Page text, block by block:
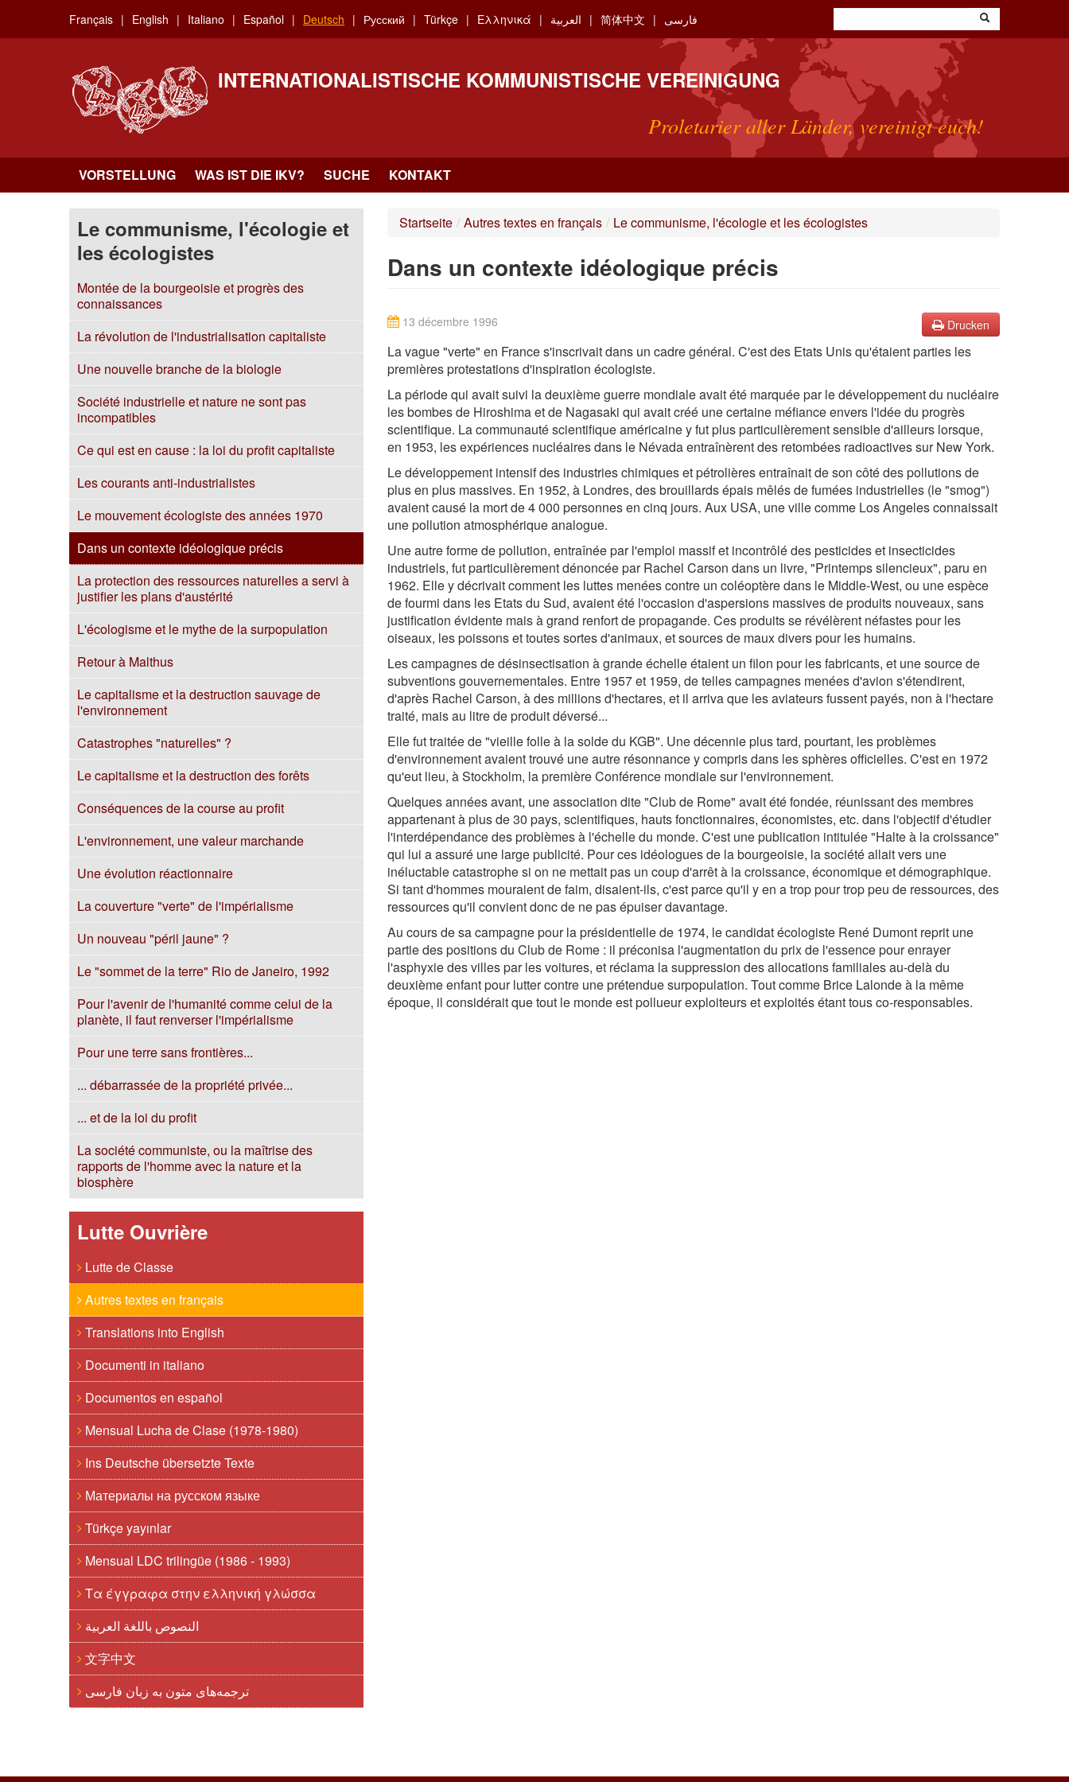
main
Français English Italiano Español Deutsch Русский Türkçe Ελληνικά العربية 简体中文 فارسی
INTERNATIONALISTISCHE KOMMUNISTISCHE VEREINIGUNG
Proletarier aller Länder, vereinigt euch!
VORSTELLUNG WAS IST DIE IKV? SUCHE KONTAKT
Le communisme, l'écologie et
les écologistes
Montée de la bourgeoisie et progrès des
connaissances
La révolution de l'industrialisation capitaliste
Une nouvelle branche de la biologie
Société industrielle et nature ne sont pas
incompatibles
Ce qui est en cause : la loi du profit capitaliste
Les courants anti-industrialistes
Le mouvement écologiste des années 1970
Dans un contexte idéologique précis
La protection des ressources naturelles a servi à
justifier les plans d'austérité
L'écologisme et le mythe de la surpopulation
Retour à Malthus
Le capitalisme et la destruction sauvage de
l'environnement
Catastrophes "naturelles" ?
Le capitalisme et la destruction des forêts
Conséquences de la course au profit
L'environnement, une valeur marchande
Une évolution réactionnaire
La couverture "verte" de l'impérialisme
Un nouveau "péril jaune" ?
Le "sommet de la terre" Rio de Janeiro, 1992
Pour l'avenir de l'humanité comme celui de la
planète, il faut renverser l'impérialisme
Pour une terre sans frontières...
... débarrassée de la propriété privée...
... et de la loi du profit
La société communiste, ou la maîtrise des
rapports de l'homme avec la nature et la
biosphère
Lutte Ouvrière
Lutte de Classe
Autres textes en français
Translations into English
Documenti in italiano
Documentos en español
Mensual Lucha de Clase (1978-1980)
Ins Deutsche übersetzte Texte
Материалы на русском языке
Türkçe yayınlar
Mensual LDC trilingüe (1986 - 1993)
Τα έγγραφα στην ελληνική γλώσσα
النصوص باللغة العربية
文字中文
ترجمه‌های متون به زبان فارسی
Startseite / Autres textes en français / Le communisme, l'écologie et les écologistes
Dans un contexte idéologique précis
Drucken
13 décembre 1996
La vague "verte" en France s'inscrivait dans un cadre général. C'est des Etats Unis qu'étaient parties les
premières protestations d'inspiration écologiste.
La période qui avait suivi la deuxième guerre mondiale avait été marquée par le développement du nucléaire
les bombes de Hiroshima et de Nagasaki qui avait créé une certaine méfiance envers l'idée du progrès
scientifique. La communauté scientifique américaine y fut plus particulièrement sensible d'ailleurs lorsque,
en 1953, les expériences nucléaires dans le Névada entraînèrent des retombées radioactives sur New York.
Le développement intensif des industries chimiques et pétrolières entraînait de son côté des pollutions de
plus en plus massives. En 1952, à Londres, des brouillards épais mêlés de fumées industrielles (le "smog")
avaient causé la mort de 4 000 personnes en cinq jours. Aux USA, une ville comme Los Angeles connaissait
une pollution atmosphérique analogue.
Une autre forme de pollution, entraînée par l'emploi massif et incontrôlé des pesticides et insecticides
industriels, fut particulièrement dénoncée par Rachel Carson dans un livre, "Printemps silencieux", paru en
1962. Elle y décrivait comment les luttes menées contre un coléoptère dans le Middle-West, ou une espèce
de fourmi dans les Etats du Sud, avaient été l'occasion d'aspersions massives de produits nouveaux, sans
justification évidente mais à grand renfort de propagande. Ces produits se révélèrent néfastes pour les
oiseaux, les poissons et toutes sortes d'animaux, et sources de maux divers pour les humains.
Les campagnes de désinsectisation à grande échelle étaient un filon pour les fabricants, et une source de
subventions gouvernementales. Entre 1957 et 1959, de telles campagnes menées d'avion s'étendirent,
d'après Rachel Carson, à des millions d'hectares, et il arriva que les aviateurs fussent payés, non à l'hectare
traité, mais au litre de produit déversé...
Elle fut traitée de "vieille folle à la solde du KGB". Une décennie plus tard, pourtant, les problèmes
d'environnement avaient trouvé une autre résonnance y compris dans les sphères officielles. C'est en 1972
qu'eut lieu, à Stockholm, la première Conférence mondiale sur l'environnement.
Quelques années avant, une association dite "Club de Rome" avait été fondée, réunissant des membres
appartenant à plus de 30 pays, scientifiques, hauts fonctionnaires, économistes, etc. dans l'objectif d'étudier
l'interdépendance des problèmes à l'échelle du monde. C'est une publication intitulée "Halte à la croissance"
qui lui a assuré une large publicité. Pour ces idéologues de la bourgeoisie, la société allait vers une
inéluctable catastrophe si on ne mettait pas un coup d'arrêt à la croissance, économique et démographique.
Si tant d'hommes mouraient de faim, disaient-ils, c'est parce qu'il y en a trop pour trop peu de ressources, des
ressources qu'il convient donc de ne pas épuiser davantage.
Au cours de sa campagne pour la présidentielle de 1974, le candidat écologiste René Dumont reprit une
partie des positions du Club de Rome : il préconisa l'augmentation du prix de l'essence pour enrayer
l'asphyxie des villes par les voitures, et réclama la suppression des allocations familiales au-delà du
deuxième enfant pour lutter contre une prétendue surpopulation. Tout comme Brice Lalonde à la même
époque, il considérait que tout le monde est pollueur exploiteurs et exploités étant tous co-responsables.